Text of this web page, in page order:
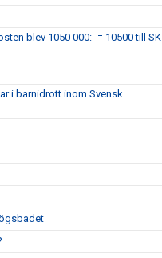
blev 1050 000:- = 10500 till SK
i barnidrott inom Svensk